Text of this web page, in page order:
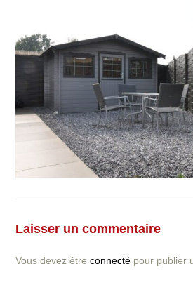
Laisser un commentaire
Vous devez êtreconnecté pour publier
N’hésitez pas à nous contacter !
projet.